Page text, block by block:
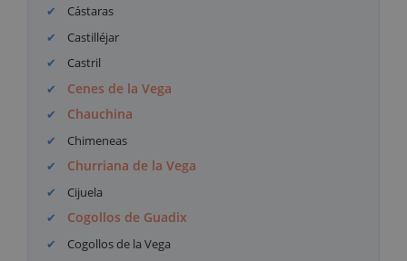
Cástaras
Castilléjar
Castril
Cenes de la Vega
Chauchina
Chimeneas
Churriana de la Vega
Cijuela
Cogollos de Guadix
Cogollos de la Vega